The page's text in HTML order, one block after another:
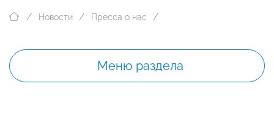
Новости Пресса о нас
Меню раздела